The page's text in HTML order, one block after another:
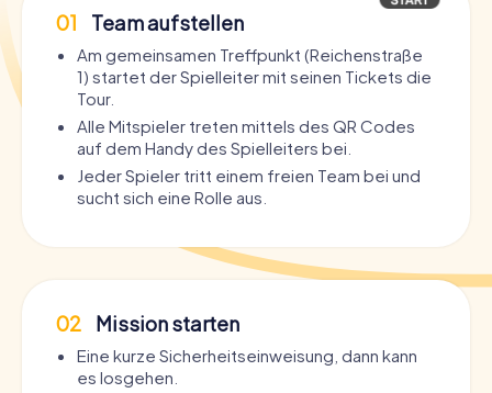
01 Team aufstellen
Am gemeinsamen Treffpunkt (Reichenstraße
1) startet der Spielleiter mit seinen Tickets die
Tour.
Alle Mitspieler treten mittels des QR Codes
auf dem Handy des Spielleiters bei.
Jeder Spieler tritt einem freien Team bei und
sucht sich eine Rolle aus.
02 Mission starten
Eine kurze Sicherheitseinweisung, dann kann
es losgehen.